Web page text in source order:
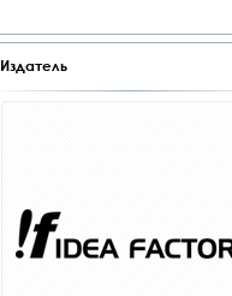
Издатель